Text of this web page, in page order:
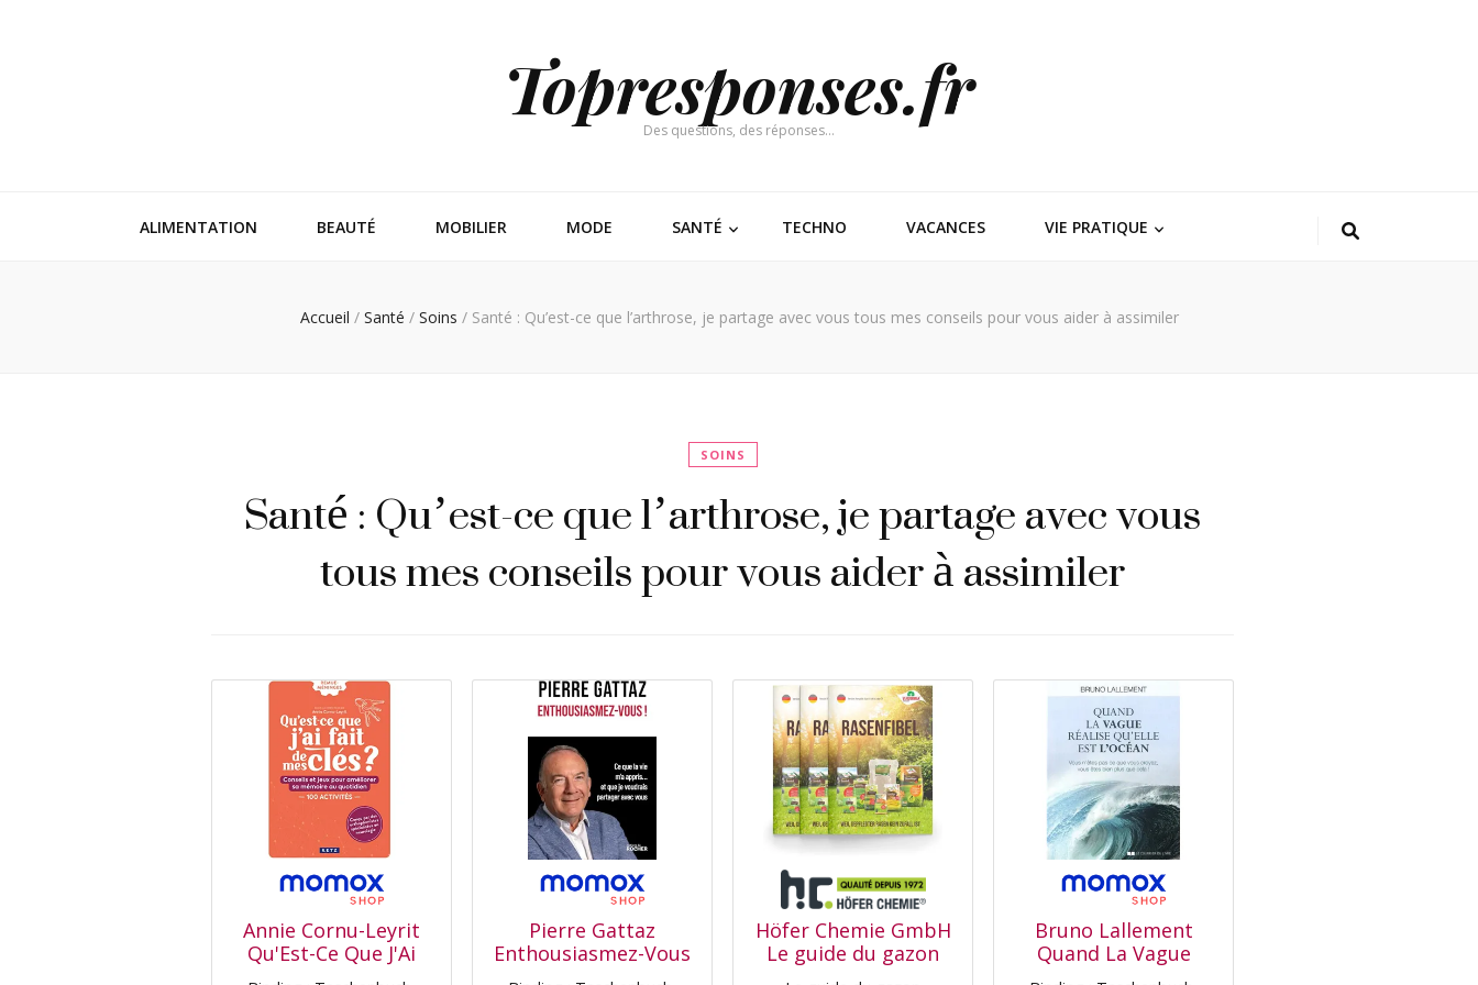
Topresponses.fr
Des questions, des réponses…
ALIMENTATION BEAUTÉ MOBILIER MODE SANTÉ TECHNO VACANCES VIE PRATIQUE
Accueil / Santé / Soins / Santé : Qu’est-ce que l’arthrose, je partage avec vous tous mes conseils pour vous aider à assimiler
SOINS
Santé : Qu’est-ce que l’arthrose, je partage avec vous
tous mes conseils pour vous aider à assimiler
Annie Cornu-Leyrit
Qu'Est-Ce Que J'Ai
Fait De Mes Clés ? :
Pierre Gattaz
Enthousiasmez-Vous
! : Ce Que La Vie M'A
Höfer Chemie GmbH
Le guide du gazon
VERDURMAX® –
Bruno Lallement
Quand La Vague
Réalise Qu'Elle Est